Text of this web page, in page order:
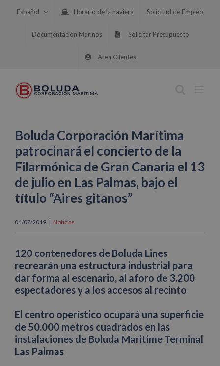
Español Horario de la naviera Solicitud de Empleo
Documentación Marinos Solicitar Presupuesto
Área Clientes
Boluda Corporación Marítima
patrocinará el concierto de la
Filarmónica de Gran Canaria el 13
de julio en Las Palmas, bajo el
título “Aires gitanos”
04/07/2019 | Noticias
120 contenedores de Boluda Lines
recrearán una estructura industrial para
dar forma al escenario, al aforo de 3.200
espectadores y a los accesos al recinto
El centro operístico ocupará una superficie
de 50.000 metros cuadrados en las
instalaciones de Boluda Maritime Terminal
Las Palmas